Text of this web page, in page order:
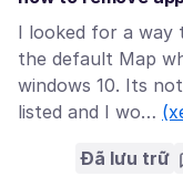
I looked for a way
the default Map
windows 10. Its
listed and I wo…
Đã lưu trữ